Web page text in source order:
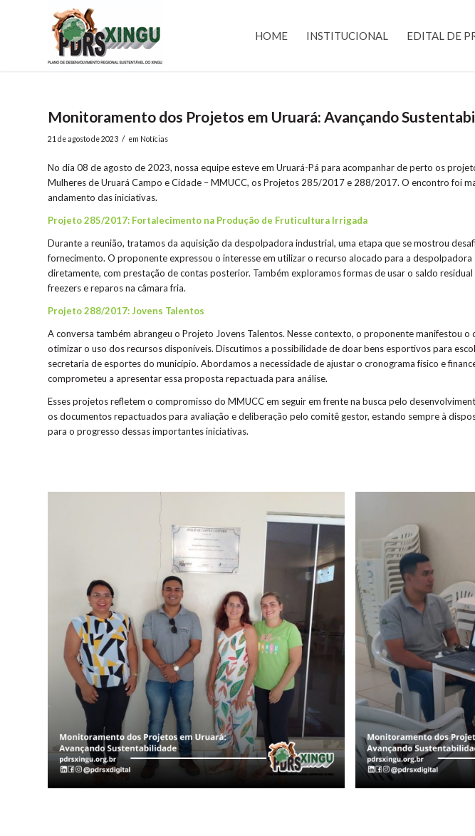
HOME INSTITUCIONAL EDITAL DE
Monitoramento dos Projetos em Uruará: Avançando
21 de agosto de 2023 / em Notícias
No dia 08 de agosto de 2023, nossa equipe esteve em Uruará-Pá para acompanhar de perto os
Mulheres de Uruará Campo e Cidade – MMUCC, os Projetos 285/2017 e 288/2017. O encontro foi
andamento das iniciativas.
Projeto 285/2017: Fortalecimento na Produção de Fruticultura Irrigada
Durante a reunião, tratamos da aquisição da despolpadora industrial, uma etapa que se mostrou
fornecimento. O proponente expressou o interesse em utilizar o recurso alocado para a
diretamente, com prestação de contas posterior. Também exploramos formas de usar o saldo
freezers e reparos na câmara fria.
Projeto 288/2017: Jovens Talentos
A conversa também abrangeu o Projeto Jovens Talentos. Nesse contexto, o proponente manifestou
otimizar o uso dos recursos disponíveis. Discutimos a possibilidade de doar bens esportivos para
secretaria de esportes do município. Abordamos a necessidade de ajustar o cronograma físico e
comprometeu a apresentar essa proposta repactuada para análise.
Esses projetos refletem o compromisso do MMUCC em seguir em frente na busca pelo
os documentos repactuados para avaliação e deliberação pelo comitê gestor, estando sempre à
para o progresso dessas importantes iniciativas.